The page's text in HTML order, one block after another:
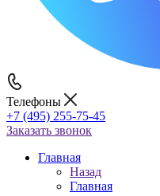
Телефоны
+7 (495) 255-75-45
Заказать звонок
Главная
Назад
Главная